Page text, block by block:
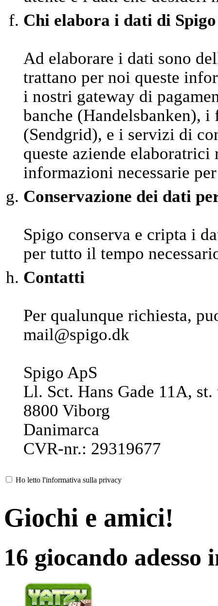
Chi elabora i dati di Spigo
Ad elaborare i dati sono
trattano per noi queste
i nostri gateway di
banche (Handelsbanken),
(Sendgrid), e i servizi di
queste aziende
informazioni necessarie
Conservazione dei dati
Spigo conserva e cripta i
per tutto il tempo
Contatti
Per qualunque richiesta,
mail@spigo.dk
Spigo ApS
Ll. Sct. Hans Gade 11A, st.
8800 Viborg
Danimarca
CVR-nr.: 29319677
Ho letto l'informativa sulla privacy
Giochi e amici!
16 giocando adesso